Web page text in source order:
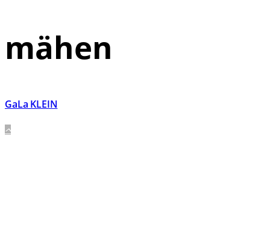
mähen
GaLa KLEIN